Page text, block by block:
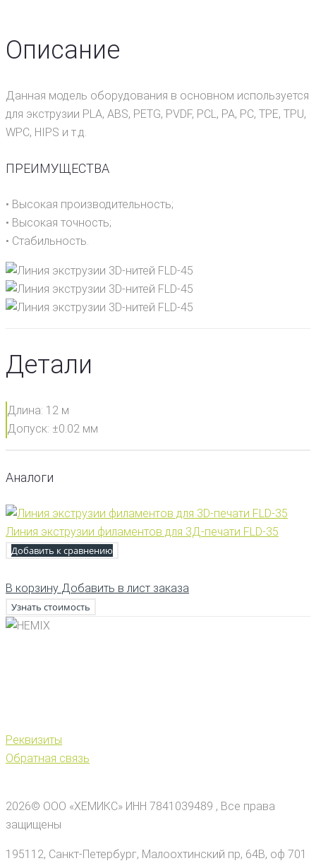
Описание
Данная модель оборудования в основном используется
для экструзии PLA, ABS, PETG, PVDF, PCL, РА, РС, ТРЕ, TPU,
WPC, HIPS и т.д.
ПРЕИМУЩЕСТВА
• Высокая производительность;
• Высокая точность;
• Стабильность.
Детали
Длина: 12 м
Допуск: ±0.02 мм
Аналоги
Линия экструзии филаментов для 3Д-печати FLD-35
Добавить к сравнению
В корзину Добавить в лист заказа
Узнать стоимость
Реквизиты
Обратная связь
2026© ООО «ХЕМИКС» ИНН 7841039489 , Все права
защищены
195112, Санкт-Петербург, Малоохтинский пр, 64В, оф 701